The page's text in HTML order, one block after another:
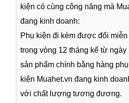
kiện có cùng công năng mà
đang kinh doanh:
Phụ kiện đi kèm được đổi miễn
trong vòng 12 tháng kể từ ngày
sản phẩm chính bằng hàng phụ
kiện Muahet.vn đang kinh
với chất lượng tương đương.